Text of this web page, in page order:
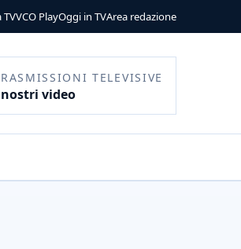
TVVCO PlayOggi in TVArea redazione
TELEVISIVE
video